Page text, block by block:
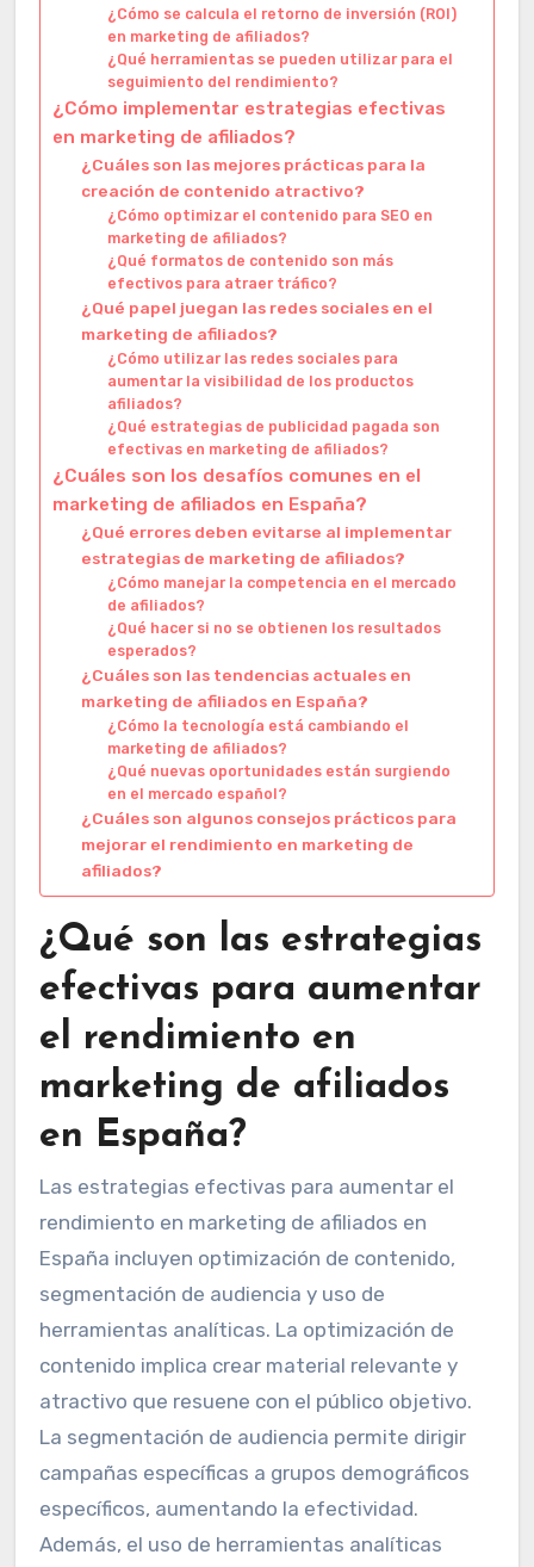
¿Cómo se calcula el retorno de inversión (ROI)
en marketing de afiliados?
¿Qué herramientas se pueden utilizar para el
seguimiento del rendimiento?
¿Cómo implementar estrategias efectivas
en marketing de afiliados?
¿Cuáles son las mejores prácticas para la
creación de contenido atractivo?
¿Cómo optimizar el contenido para SEO en
marketing de afiliados?
¿Qué formatos de contenido son más
efectivos para atraer tráfico?
¿Qué papel juegan las redes sociales en el
marketing de afiliados?
¿Cómo utilizar las redes sociales para
aumentar la visibilidad de los productos
afiliados?
¿Qué estrategias de publicidad pagada son
efectivas en marketing de afiliados?
¿Cuáles son los desafíos comunes en el
marketing de afiliados en España?
¿Qué errores deben evitarse al implementar
estrategias de marketing de afiliados?
¿Cómo manejar la competencia en el mercado
de afiliados?
¿Qué hacer si no se obtienen los resultados
esperados?
¿Cuáles son las tendencias actuales en
marketing de afiliados en España?
¿Cómo la tecnología está cambiando el
marketing de afiliados?
¿Qué nuevas oportunidades están surgiendo
en el mercado español?
¿Cuáles son algunos consejos prácticos para
mejorar el rendimiento en marketing de
afiliados?
¿Qué son las estrategias
efectivas para aumentar
el rendimiento en
marketing de afiliados
en España?
Las estrategias efectivas para aumentar el
rendimiento en marketing de afiliados en
España incluyen optimización de contenido,
segmentación de audiencia y uso de
herramientas analíticas. La optimización de
contenido implica crear material relevante y
atractivo que resuene con el público objetivo.
La segmentación de audiencia permite dirigir
campañas específicas a grupos demográficos
específicos, aumentando la efectividad.
Además, el uso de herramientas analíticas